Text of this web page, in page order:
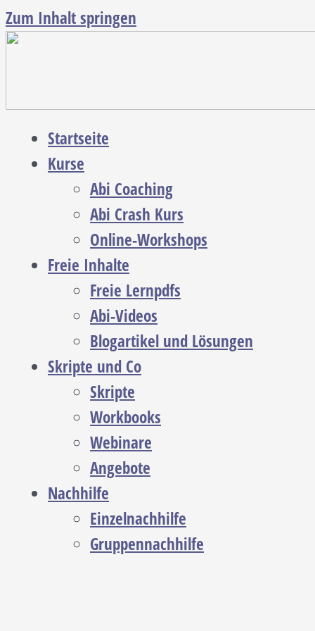
Zum Inhalt springen
Startseite
Kurse
Abi Coaching
Abi Crash Kurs
Online-Workshops
Freie Inhalte
Freie Lernpdfs
Abi-Videos
Blogartikel und Lösungen
Skripte und Co
Skripte
Workbooks
Webinare
Angebote
Nachhilfe
Einzelnachhilfe
Gruppennachhilfe